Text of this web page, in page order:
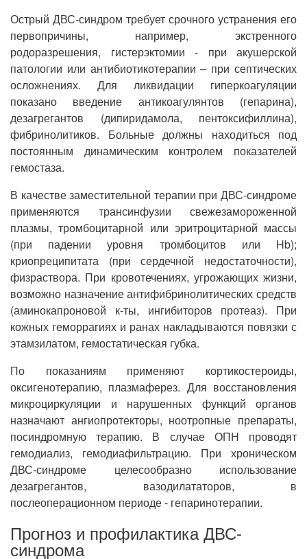
Острый ДВС-синдром требует срочного устранения его
первопричины, например, экстренного
родоразрешения, гистерэктомии - при акушерской
патологии или антибиотикотерапии – при септических
осложнениях. Для ликвидации гиперкоагуляции
показано введение антикоагулянтов (гепарина),
дезагрегантов (дипиридамола, пентоксифиллина),
фибринолитиков. Больные должны находиться под
постоянным динамическим контролем показателей
гемостаза.
В качестве заместительной терапии при ДВС-синдроме
применяются трансинфузии свежезамороженной
плазмы, тромбоцитарной или эритроцитарной массы
(при падении уровня тромбоцитов или Hb);
криопреципитата (при сердечной недостаточности),
физраствора. При кровотечениях, угрожающих жизни,
возможно назначение антифибринолитических средств
(аминокапроновой к-ты, ингибиторов протеаз). При
кожных геморрагиях и ранах накладываются повязки с
этамзилатом, гемостатическая губка.
По показаниям применяют кортикостероиды,
оксигенотерапию, плазмаферез. Для восстановления
микроциркуляции и нарушенных функций органов
назначают ангиопротекторы, ноотропные препараты,
посиндромную терапию. В случае ОПН проводят
гемодиализ, гемодиафильтрацию. При хроническом
ДВС-синдроме целесообразно использование
дезагрегантов, вазодилататоров, в
послеоперационном периоде - гепаринотерапии.
Прогноз и профилактика ДВС-
синдрома